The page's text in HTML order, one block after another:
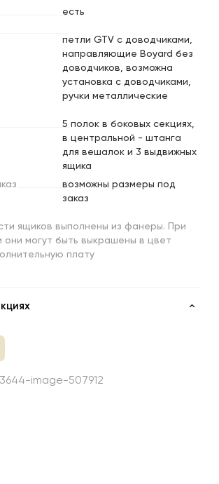
есть
петли GTV с доводчиками,
направляющие Boyard без
доводчиков, возможна
установка с доводчиками,
ручки металлические
5 полок в боковых секциях,
в центральной - штанга
для вешалок и 3 выдвижных
ящика
возможны размеры под
заказ
ящиков выполнены из фанеры. При
они могут быть выкрашены в цвет
плату